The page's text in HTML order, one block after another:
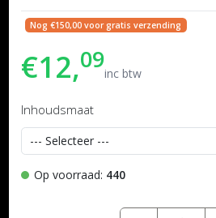
Nog €150,00 voor gratis verzending
€12,09inc btw
Inhoudsmaat
Op voorraad: 440